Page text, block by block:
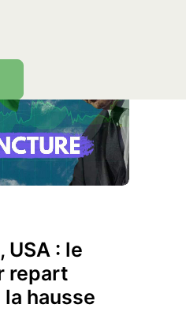
USA : le
repart
hausse